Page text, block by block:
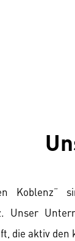
Koblenz“
Unser
die aktiv